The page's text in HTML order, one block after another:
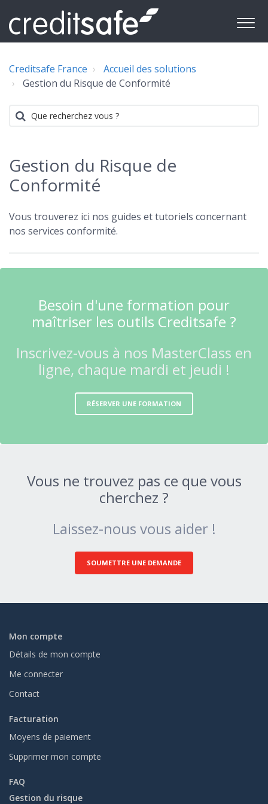
Creditsafe France
Accueil des solutions
Gestion du Risque de Conformité
Gestion du Risque de
Conformité
Vous trouverez ici nos guides et tutoriels concernant
nos services conformité.
Besoin d'une formation pour
maîtriser les outils Creditsafe ?
Inscrivez-vous à nos MasterClass en
ligne, chaque mardi et jeudi !
RÉSERVER UNE FORMATION
Vous ne trouvez pas ce que vous
cherchez ?
Laissez-nous vous aider !
SOUMETTRE UNE DEMANDE
Mon compte
Détails de mon compte
Me connecter
Contact
Facturation
Moyens de paiement
Supprimer mon compte
FAQ
Gestion du risque